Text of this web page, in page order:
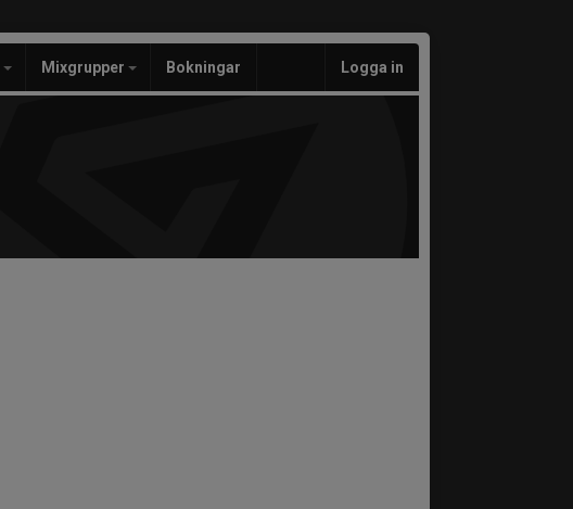
Mixgrupper Bokningar Logga in